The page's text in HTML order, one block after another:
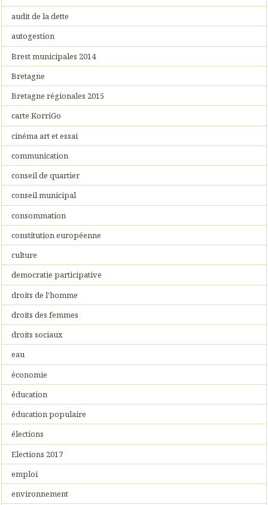
audit de la dette
autogestion
Brest municipales 2014
Bretagne
Bretagne régionales 2015
carte KorriGo
cinéma art et essai
communication
conseil de quartier
conseil municipal
consommation
constitution européenne
culture
democratie participative
droits de l'homme
droits des femmes
droits sociaux
eau
économie
éducation
éducation populaire
élections
Elections 2017
emploi
environnement